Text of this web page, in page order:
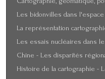
Les bidonvilles dans l'espace
La représentation
Les essais nucléaires dans
Chine - Les disparités
Histoire de la cartographie -